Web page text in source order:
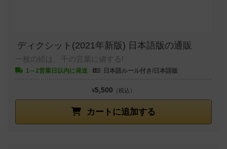
ディクシット(2021年新版) 日本語版の通販
一枚の絵は、千の言葉に値する!
1～2営業日以内に発送 日本語ルール付き/日本語版
カートに追加する
¥5,500 （税込）